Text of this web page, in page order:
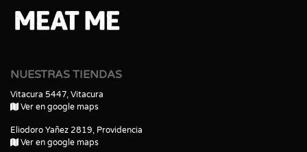
NUESTRAS TIENDAS
Vitacura 5447, Vitacura
Ver en google maps
Eliodoro Yañez 2819, Providencia
Ver en google maps